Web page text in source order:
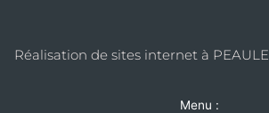
Réalisation de sites internet à PEAULE
Menu :